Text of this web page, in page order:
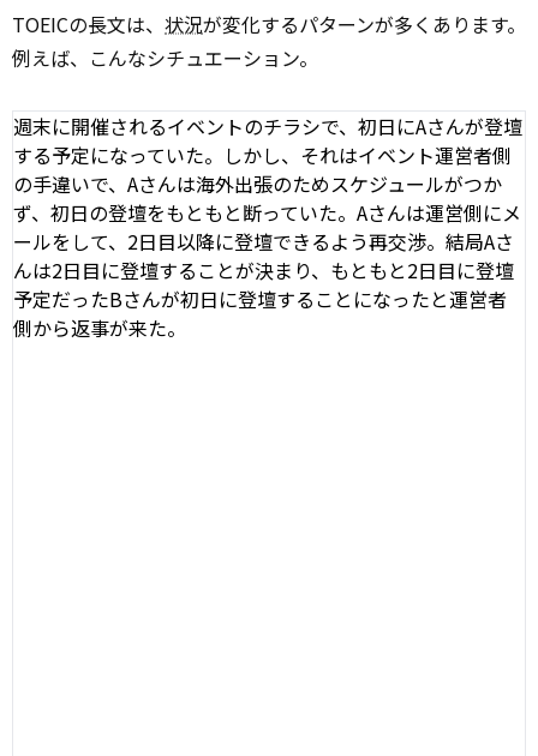
TOEICの長文は、 状況が変化するパターンが多くあります。
例えば、こんなシチュエーション。
週末に開催されるイベントのチラシで、初日にAさんが登壇
する予定になっていた。しかし、それはイベント運営者側
の手違いで、Aさんは海外出張のためスケジュールがつか
ず、初日の登壇をもともと断っていた。Aさんは運営側にメ
ールをして、2日目以降に登壇できるよう再交渉。結局Aさ
んは2日目に登壇することが決まり、もともと2日目に登壇
予定だったBさんが初日に登壇することになったと運営者
側から返事が来た。